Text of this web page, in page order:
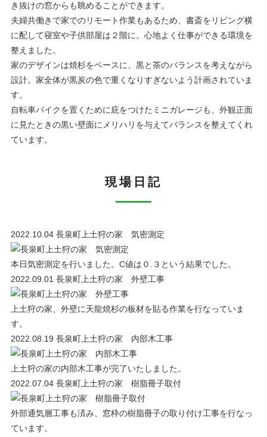
き抜けの窓からも眺めることができます。
夫婦共働きで家でのリモート作業もあるため、書斎をリビング横
に配して寝室や子供部屋は２階に。心地よく仕事ができる環境を
整えました。
家のデザインは焼杉をベースに、黒と茶のバランスを考えながら
設計。家全体が黒炭の色で重くなりすぎないよう計画されていま
す。
自転車バイクを置くために庇をつけたミニガレージも、外観正面
に見たときの黒い壁面にメリハリを与えてバランスを整えてくれ
ています。
現場日記
2022.10.04長泉町上土狩の家 気密測定
本日気密測定を行いました。C値は０.３という結果でした。
2022.09.01 長泉町上土狩の家 外壁工事
上土狩の家、外壁に天龍焼杉の板材を貼る作業を行なっていま
す。
2022.08.19 長泉町上土狩の家 内部木工事
上土狩の家の内部木工事が完了いたしました。
2022.07.04長泉町上土狩の家 樹脂冊子取付
外部通気層工事も済み、窓枠の樹脂冊子の取り付け工事を行なっ
ています。